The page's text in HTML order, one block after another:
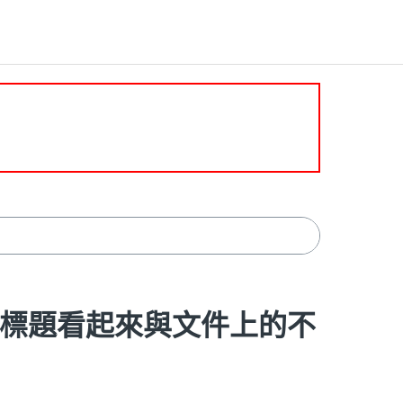
題看起來與文件上的不